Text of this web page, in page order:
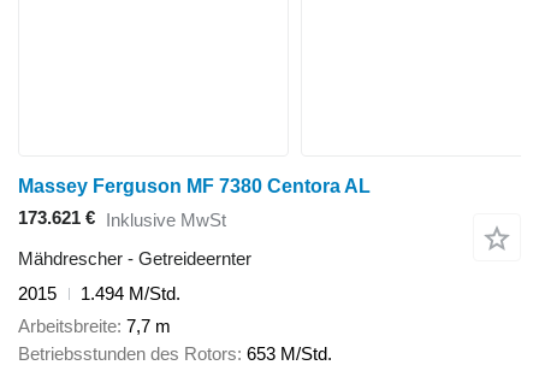
Massey Ferguson MF 7380 Centora AL
173.621 € Inklusive MwSt
Mähdrescher - Getreideernter
2015
1.494 M/Std.
Arbeitsbreite 7,7 m
Betriebsstunden des Rotors 653 M/Std.